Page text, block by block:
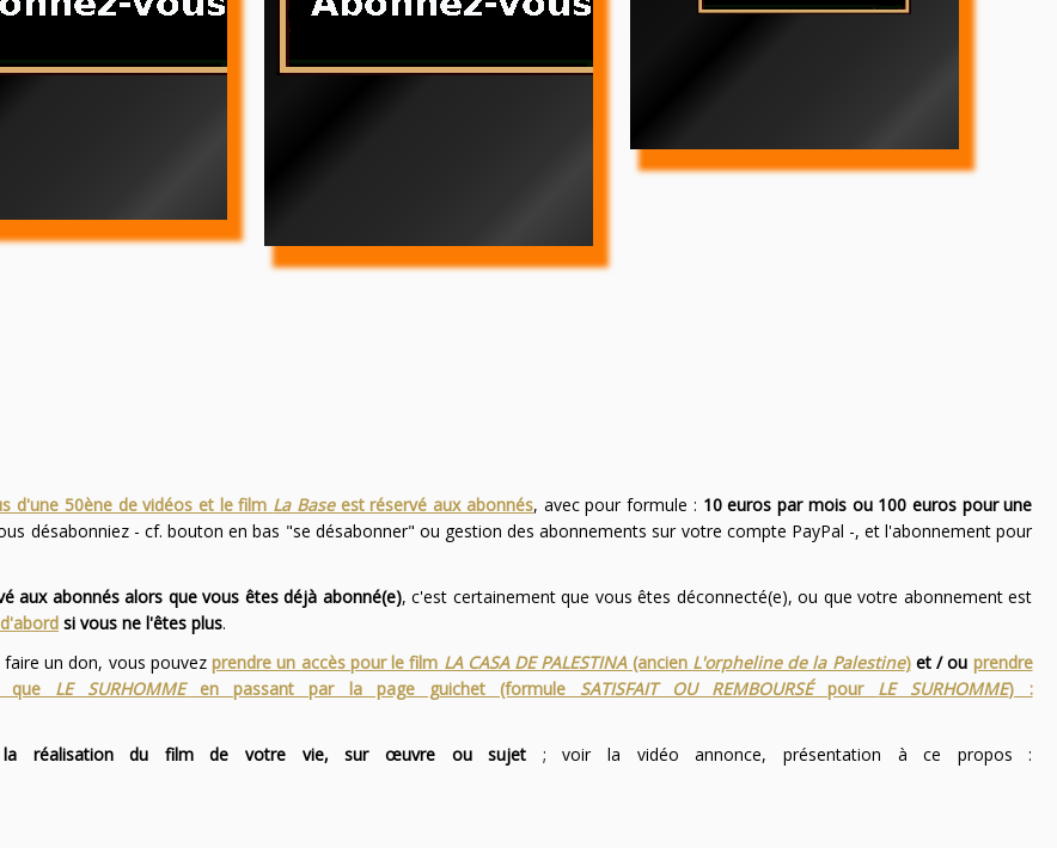
d'une 50ène de vidéos et le film La Baseest réservé aux abonnés, avec pour formule : 10 euros par mois ou 100 euros pour une
désabonniez - cf. bouton en bas "se désabonner" ou gestion des abonnements sur votre compte PayPal -, et l'abonnement pour
aux abonnés alors que vous êtes déjà abonné(e), c'est certainement que vous êtes déconnecté(e), ou que votre abonnement est
si vous ne l'êtes plus.
faire un don, vous pouvezprendre un accès pour le film LA CASA DE PALESTINA(ancien L'orpheline de la Palestine)et / ou prendre
que LE SURHOMMEen passant par la page guichet (formule SATISFAIT OU REMBOURSÉpour LE SURHOMME) :
la réalisation du film de votre vie, sur œuvre ou sujet ; voir la vidéo annonce, présentation à ce propos :